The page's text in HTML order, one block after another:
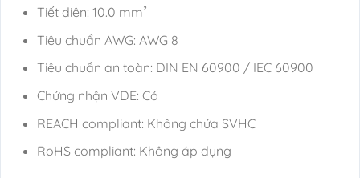
Tiết diện: 10.0 mm²
Tiêu chuẩn AWG: AWG 8
Tiêu chuẩn an toàn: DIN EN 60900 / IEC 60900
Chứng nhận VDE: Có
REACH compliant: Không chứa SVHC
RoHS compliant: Không áp dụng